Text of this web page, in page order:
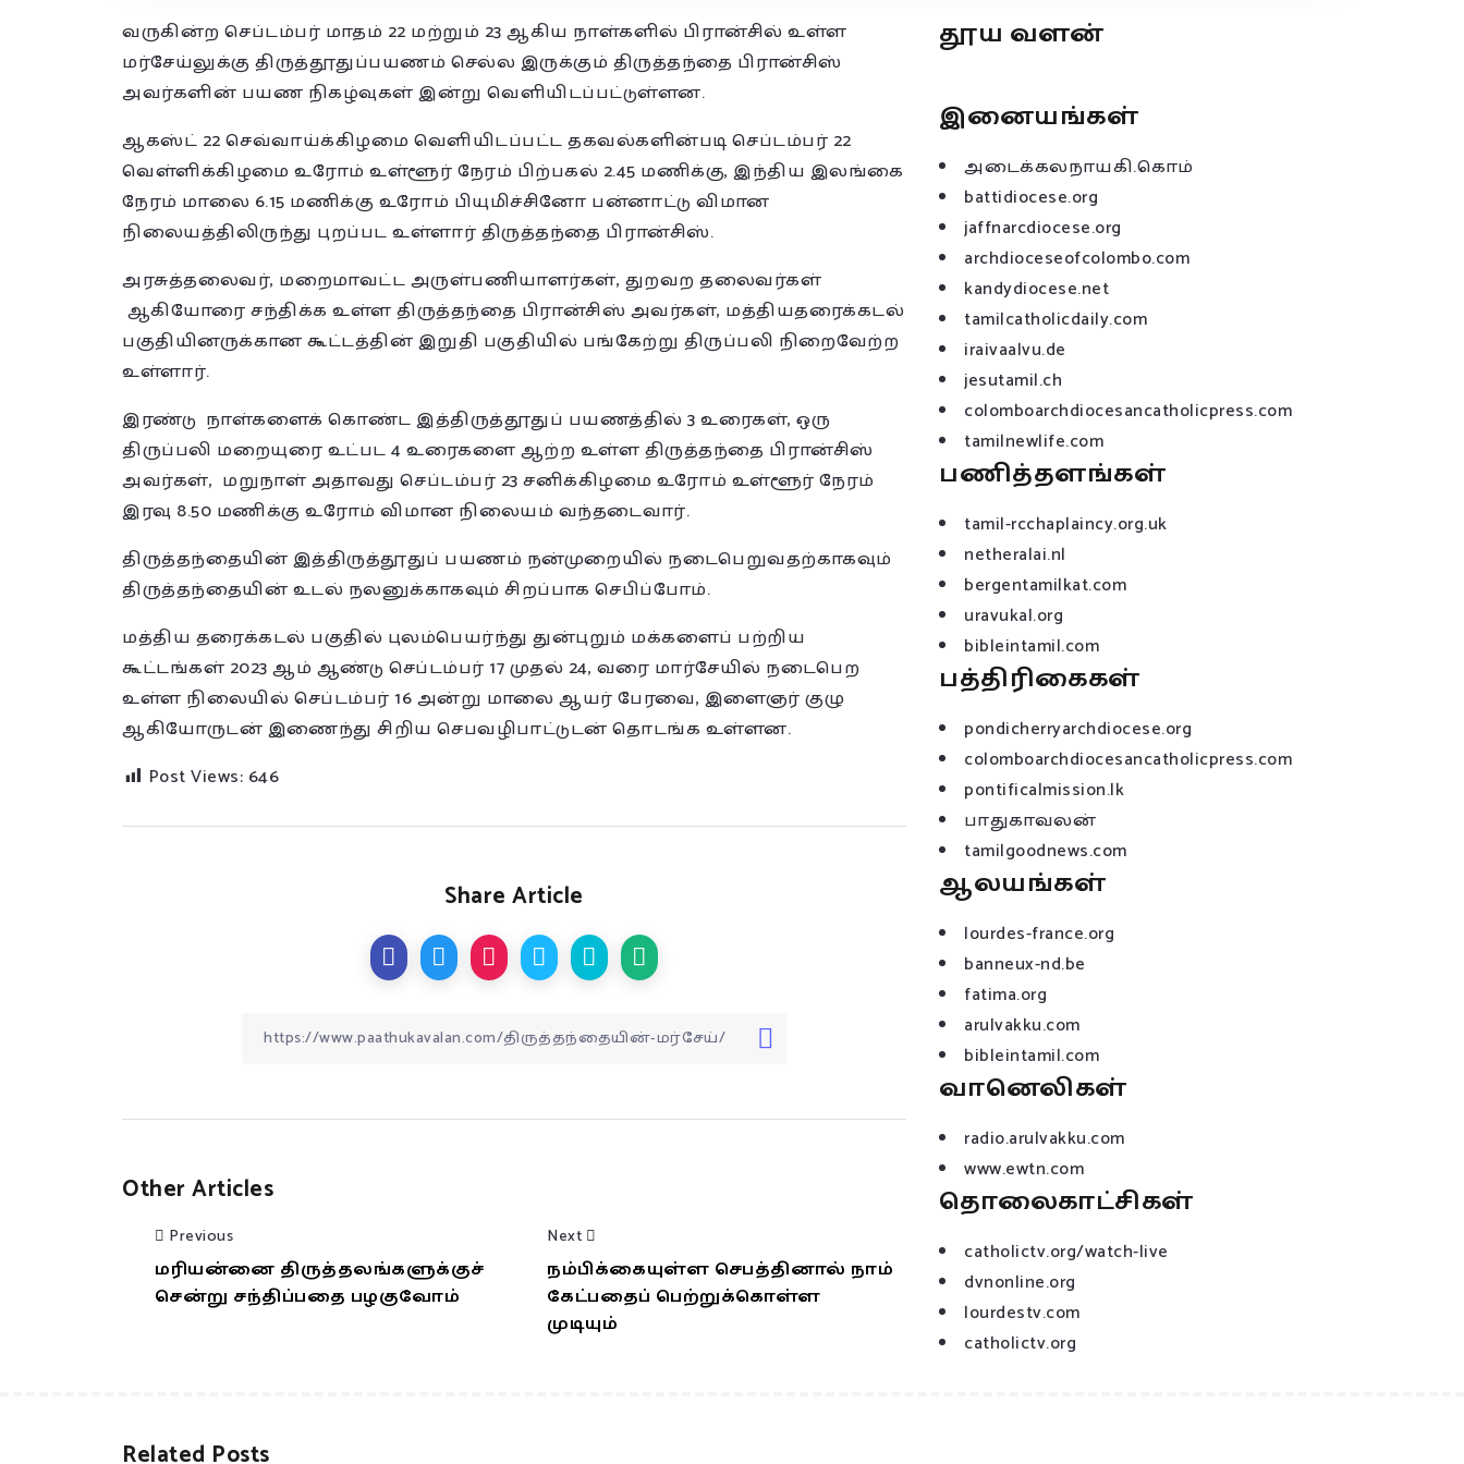
வருகின்ற செப்டம்பர் மாதம் 22 மற்றும் 23 ஆகிய நாள்களில் பிரான்சில் உள்ள
மர்சேய்லுக்கு திருத்தூதுப்பயணம் செல்ல இருக்கும் திருத்தந்தை பிரான்சிஸ்
அவர்களின் பயண நிகழ்வுகள் இன்று வெளியிடப்பட்டுள்ளன.
ஆகஸ்ட் 22 செவ்வாய்க்கிழமை வெளியிடப்பட்ட தகவல்களின்படி செப்டம்பர் 22
வெள்ளிக்கிழமை உரோம் உள்ளூர் நேரம் பிற்பகல் 2.45 மணிக்கு, இந்திய இலங்கை
நேரம் மாலை 6.15 மணிக்கு உரோம் பியுமிச்சினோ பன்னாட்டு விமான
நிலையத்திலிருந்து புறப்பட உள்ளார் திருத்தந்தை பிரான்சிஸ்.
அரசுத்தலைவர், மறைமாவட்ட அருள்பணியாளர்கள், துறவற தலைவர்கள்
ஆகியோரை சந்திக்க உள்ள திருத்தந்தை பிரான்சிஸ் அவர்கள், மத்தியதரைக்கடல்
பகுதியினருக்கான கூட்டத்தின் இறுதி பகுதியில் பங்கேற்று திருப்பலி நிறைவேற்ற
உள்ளார்.
இரண்டு நாள்களைக் கொண்ட இத்திருத்தூதுப் பயணத்தில் 3 உரைகள், ஒரு
திருப்பலி மறையுரை உட்பட 4 உரைகளை ஆற்ற உள்ள திருத்தந்தை பிரான்சிஸ்
அவர்கள், மறுநாள் அதாவது செப்டம்பர் 23 சனிக்கிழமை உரோம் உள்ளூர் நேரம்
இரவு 8.50 மணிக்கு உரோம் விமான நிலையம் வந்தடைவார்.
திருத்தந்தையின் இத்திருத்தூதுப் பயணம் நன்முறையில் நடைபெறுவதற்காகவும்
திருத்தந்தையின் உடல் நலனுக்காகவும் சிறப்பாக செபிப்போம்.
மத்திய தரைக்கடல் பகுதில் புலம்பெயர்ந்து துன்புறும் மக்களைப் பற்றிய
கூட்டங்கள் 2023 ஆம் ஆண்டு செப்டம்பர் 17 முதல் 24, வரை மார்சேயில் நடைபெற
உள்ள நிலையில் செப்டம்பர் 16 அன்று மாலை ஆயர் பேரவை, இளைஞர் குழு
ஆகியோருடன் இணைந்து சிறிய செபவழிபாட்டுடன் தொடங்க உள்ளன.
Post Views: 646
Share Article
Other Articles
Previous
மரியன்னை திருத்தலங்களுக்குச்
சென்று சந்திப்பதை பழகுவோம்
Next
நம்பிக்கையுள்ள செபத்தினால் நாம்
கேட்பதைப் பெற்றுக்கொள்ள
முடியும்
தூய வளன்
இனையங்கள்
அடைக்கலநாயகி.கொம்
battidiocese.org
jaffnarcdiocese.org
archdioceseofcolombo.com
kandydiocese.net
tamilcatholicdaily.com
iraivaalvu.de
jesutamil.ch
colomboarchdiocesancatholicpress.com
tamilnewlife.com
பணித்தளங்கள்
tamil-rcchaplaincy.org.uk
netheralai.nl
bergentamilkat.com
uravukal.org
bibleintamil.com
பத்திரிகைகள்
pondicherryarchdiocese.org
colomboarchdiocesancatholicpress.com
pontificalmission.lk
பாதுகாவலன்
tamilgoodnews.com
ஆலயங்கள்
lourdes-france.org
banneux-nd.be
fatima.org
arulvakku.com
bibleintamil.com
வானெலிகள்
radio.arulvakku.com
www.ewtn.com
தொலைகாட்சிகள்
catholictv.org/watch-live
dvnonline.org
lourdestv.com
catholictv.org
Related Posts